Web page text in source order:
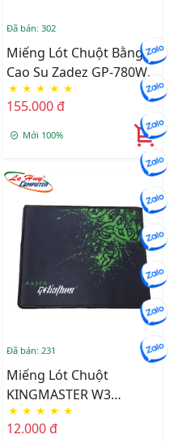
Đã bán: 302
Miếng Lót Chuột Bằng
Cao Su Zadez GP-780W
(Đen)
★ ★ ★ ★ ★
155.000 đ
Mới 100%
Đã bán: 231
Miếng Lót Chuột
KINGMASTER W3
(210mm X 250mm X
1.7mm)
★ ★ ★ ★ ★
12.000 đ